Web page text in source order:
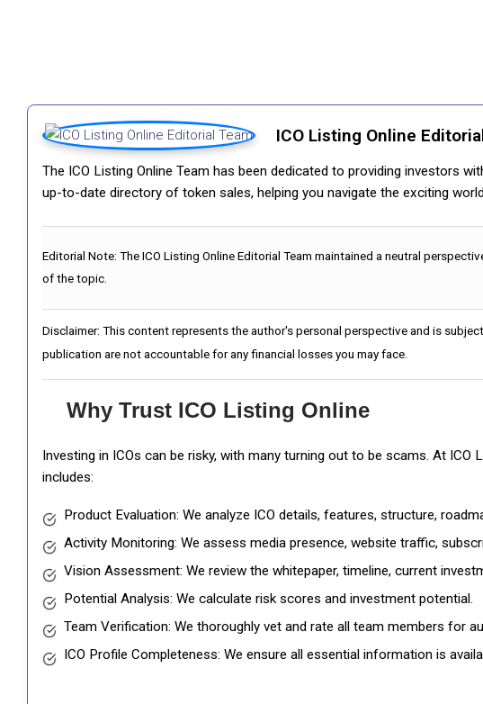
ICO Listing Online
The ICO Listing Online Team has been dedicated to providing investors
up-to-date directory of token sales, helping you navigate the exciting
Editorial Note: The ICO Listing Online Editorial Team maintained a neutral
of the topic.
Disclaimer: This content represents the author's personal perspective and is
publication are not accountable for any financial losses you may face.
Why Trust ICO Listing Online
Investing in ICOs can be risky, with many turning out to be scams. At
includes:
Product Evaluation: We analyze ICO details, features, structure,
Activity Monitoring: We assess media presence, website traffic,
Vision Assessment: We review the whitepaper, timeline, current
Potential Analysis: We calculate risk scores and investment potential.
Team Verification: We thoroughly vet and rate all team members for
ICO Profile Completeness: We ensure all essential information is